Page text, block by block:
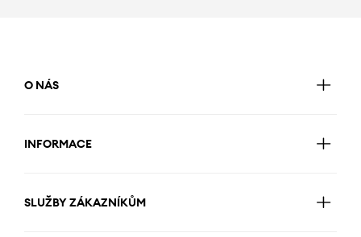
O NÁS
INFORMACE
SLUŽBY ZÁKAZNÍKŮM